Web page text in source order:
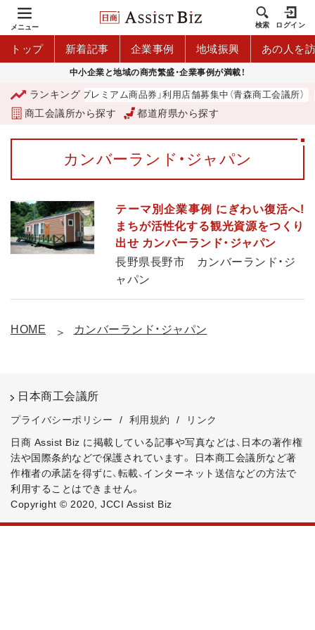
メニュー 検索 ログイン
トップ 新着記事 企業事例 地域振興 あの人を
中小企業と地域の商売繁盛・企業事例が満載！
ランキング
「青森市プレミアム商品券」利用店舗募集中（青森商工会議所）
商工会議所から探す 都道府県から探す
カンバーランド・ジャパン
テーマ別企業事例 にぎわい復活へ!
まちが活性化する観光資源をつくり
出せ カンバーランド・ジャパン
長野県長野市 カンバーランド・ジ
ャパン
HOME カンバーランド・ジャパン
日本商工会議所
プライバシーポリシー / 利用規約 /
リンク
日商 Assist Biz に掲載している記事や写真などは、日本の著作権
法や国際条約などで保護されています。
日本商工会議所など著
作権者の承諾を得ずに、転載、インターネット送信などの方法で
利用することはできません。
Copyright © 2020, JCCI Assist Biz